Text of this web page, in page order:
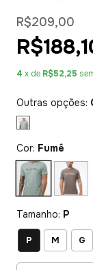
R$209,00
4 x de R$52,25
Outras opções:
Cor: Fumê
Tamanho: P
P M G